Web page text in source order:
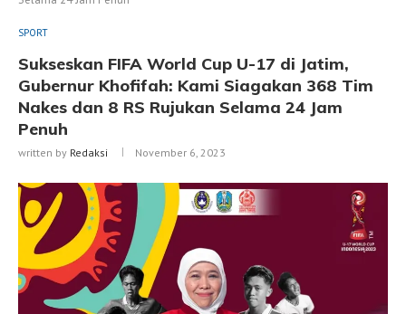
SPORT
Sukseskan FIFA World Cup U-17 di Jatim,
Gubernur Khofifah: Kami Siagakan 368 Tim
Nakes dan 8 RS Rujukan Selama 24 Jam
Penuh
written by Redaksi November 6, 2023